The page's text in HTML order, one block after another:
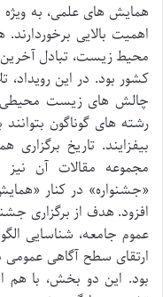
همایش های علمی، به
اهمیت بالایی
محیط زیست، تبادل
کشور بود. در این رویداد،
چالش های زیست محیطی
رشته های گوناگون
مجموعه مقالات آن
«جشنواره» در کنار
افزود. هدف از برگزاری
عموم جامعه، شناسایی
ارتقای سطح آگاهی
بود. این دو بخش، با هم